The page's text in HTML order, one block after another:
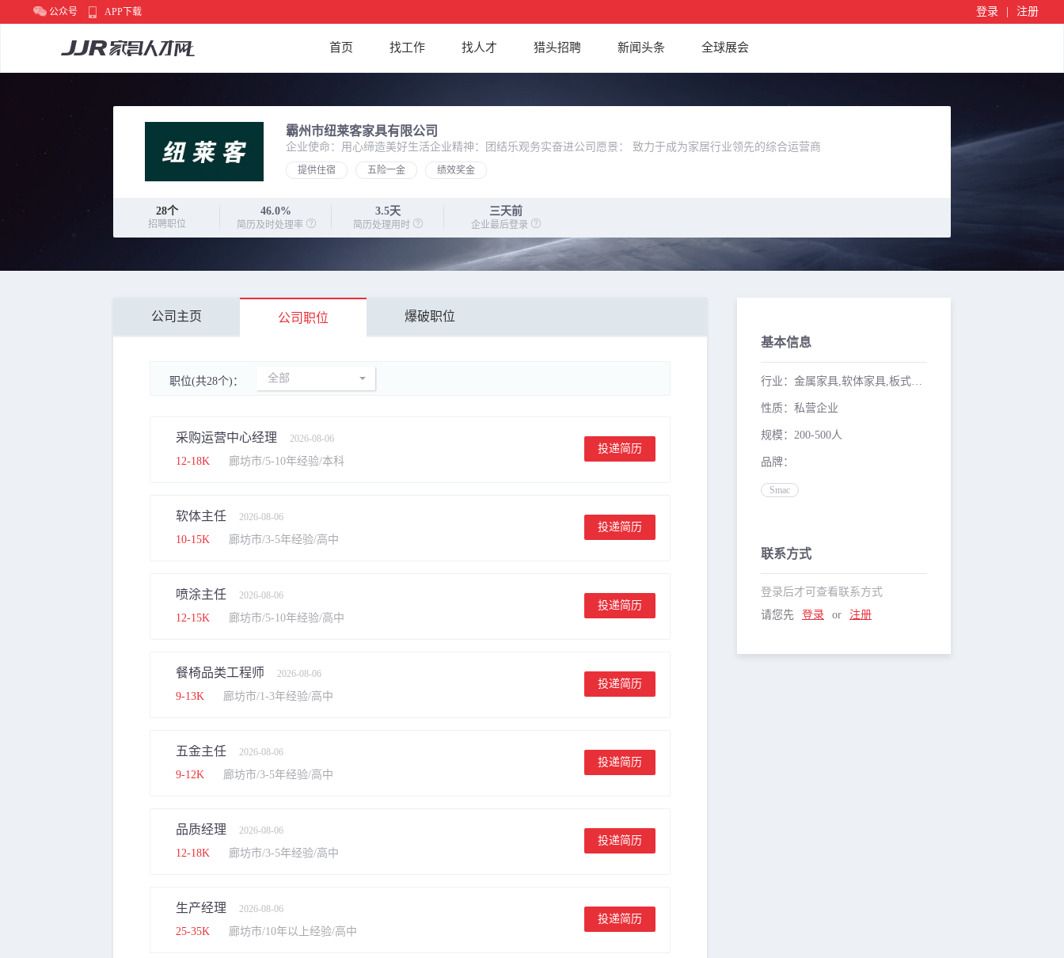
公众号 APP下载 登录 注册
首页 找工作 找人才 猎头招聘 新闻头条 全球展会
霸州市纽莱客家具有限公司
企业使命：用心缔造美好生活企业精神：团结乐观务实奋进公司愿景： 致力于成为家居行业领先的综合运营商
提供住宿 五险一金 绩效奖金
28个
招聘职位
46.0%
简历及时处理率
3.5天
简历处理用时
三天前
企业最后登录
公司主页 公司职位 爆破职位
职位(共28个)： 全部
采购运营中心经理 2026-08-06
12-18K 廊坊市/5-10年经验/本科
投递简历
软体主任 2026-08-06
10-15K 廊坊市/3-5年经验/高中
投递简历
喷涂主任 2026-08-06
12-15K 廊坊市/5-10年经验/高中
投递简历
餐椅品类工程师 2026-08-06
9-13K 廊坊市/1-3年经验/高中
投递简历
五金主任 2026-08-06
9-12K 廊坊市/3-5年经验/高中
投递简历
品质经理 2026-08-06
12-18K 廊坊市/3-5年经验/高中
投递简历
生产经理 2026-08-06
25-35K 廊坊市/10年以上经验/高中
投递简历
基本信息
行业：金属家具,软体家具,板式家具
性质：私营企业
规模：200-500人
品牌：
Smac
联系方式
登录后才可查看联系方式
请您先
登录 or 注册